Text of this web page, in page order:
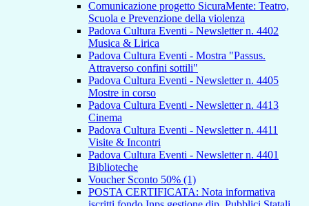
Comunicazione progetto SicuraMente: Teatro,
Scuola e Prevenzione della violenza
Padova Cultura Eventi - Newsletter n. 4402
Musica & Lirica
Padova Cultura Eventi - Mostra "Passus.
Attraverso confini sottili"
Padova Cultura Eventi - Newsletter n. 4405
Mostre in corso
Padova Cultura Eventi - Newsletter n. 4413
Cinema
Padova Cultura Eventi - Newsletter n. 4411
Visite & Incontri
Padova Cultura Eventi - Newsletter n. 4401
Biblioteche
Voucher Sconto 50% (1)
POSTA CERTIFICATA: Nota informativa